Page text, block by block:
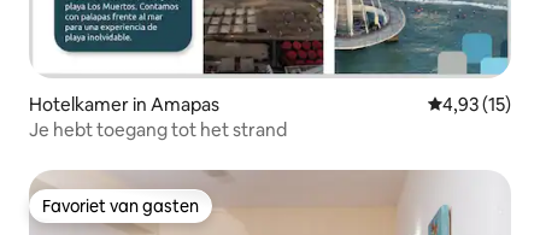
Hotelkamer in Amapas Gemiddelde
4,93 (15)
Je hebt toegang tot het strand
Favoriet van gasten
Favoriet van gasten